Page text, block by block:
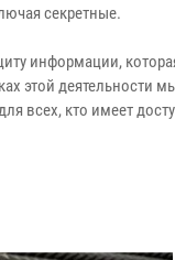
секретные.
информации,
этой деятельности
всех, кто имеет